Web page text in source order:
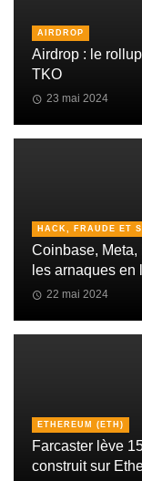
AIRDROP
Airdrop : le
TKO
23 mai 2024
HACK, FRAUDE ET
Coinbase, Meta,
les arnaques en
22 mai 2024
ETHEREUM (ETH)
Farcaster lève
construit sur